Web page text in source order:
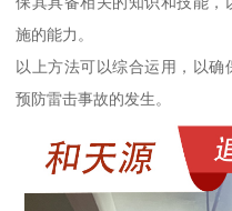
施的能力。
以上方法可以综合运用，以
预防雷击事故的发生。